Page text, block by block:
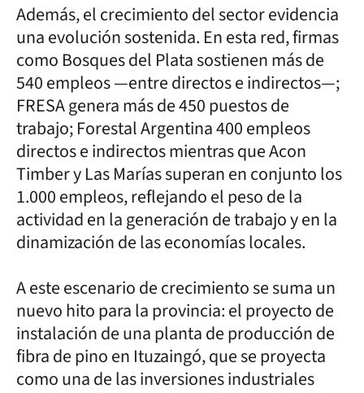
Además, el crecimiento del sector evidencia
una evolución sostenida. En esta red, firmas
como Bosques del Plata sostienen más de
540 empleos —entre directos e indirectos—;
FRESA genera más de 450 puestos de
trabajo; Forestal Argentina 400 empleos
directos e indirectos mientras que Acon
Timber y Las Marías superan en conjunto los
1.000 empleos, reflejando el peso de la
actividad en la generación de trabajo y en la
dinamización de las economías locales.
A este escenario de crecimiento se suma un
nuevo hito para la provincia: el proyecto de
instalación de una planta de producción de
fibra de pino en Ituzaingó, que se proyecta
como una de las inversiones industriales